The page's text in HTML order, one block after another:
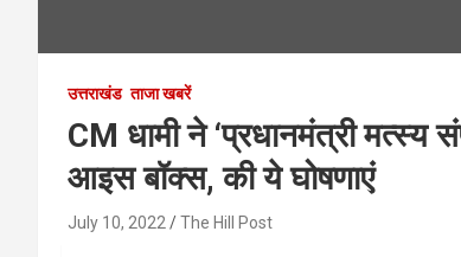
उत्तराखंड ताजा खबरें
CM धामी ने ‘प्रधानमंत्री मत्स्य
आइस बॉक्स, की ये घोषणाएं
July 10, 2022 The Hill Post